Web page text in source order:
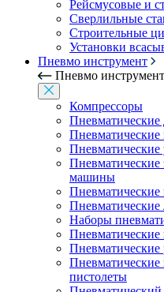
Рейсмусовые и
Сверлильные
Строительные
Установки
Пневмо инструмент
Пневмо инструмент
Компрессоры
Пневматические
Пневматические
машины
Наборы
Пневматические
Пневматические
Пневматические
пистолеты